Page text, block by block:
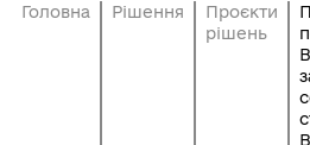
Головна Рішення
Проєкти
рішень